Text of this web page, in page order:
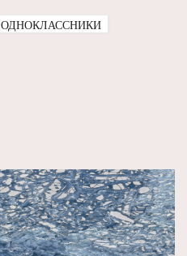
ОДНОКЛАССНИКИ